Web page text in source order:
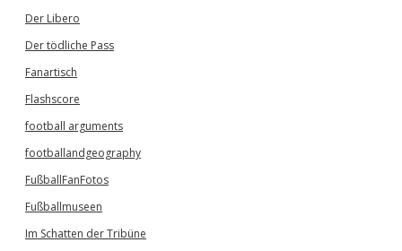
Der Libero
Der tödliche Pass
Fanartisch
Flashscore
football arguments
footballandgeography
FußballFanFotos
Fußballmuseen
Im Schatten der Tribüne